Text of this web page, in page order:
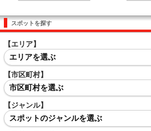
スポットを探す
【エリア】
エリアを選ぶ
【市区町村】
市区町村を選ぶ
【ジャンル】
スポットのジャンルを選ぶ